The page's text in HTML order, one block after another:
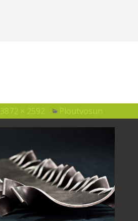
3872 × 2592 Ploutvosun